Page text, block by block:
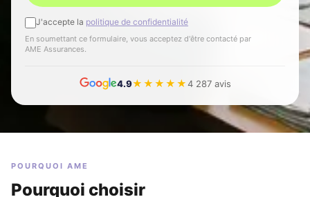
J'accepte la politique de confidentialité
En soumettant ce formulaire, vous acceptez d'être contacté par
AME Assurances.
4.9★★★★★4 287 avis
POURQUOI AME
Pourquoi choisir